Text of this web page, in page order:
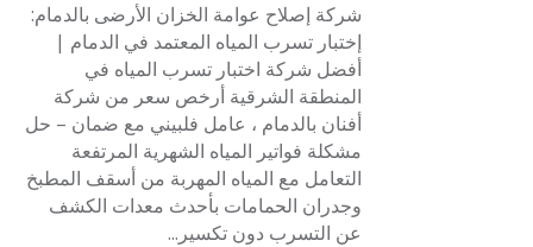
شركة إصلاح عوامة الخزان الأرضى بالدمام:
إختبار تسرب المياه المعتمد في الدمام |
أفضل شركة اختبار تسرب المياه في
المنطقة الشرقية أرخص سعر من شركة
أفنان بالدمام ، عامل فلبيني مع ضمان – حل
مشكلة فواتير المياه الشهرية المرتفعة
التعامل مع المياه المهربة من أسقف المطبخ
وجدران الحمامات بأحدث معدات الكشف
عن التسرب دون تكسير...